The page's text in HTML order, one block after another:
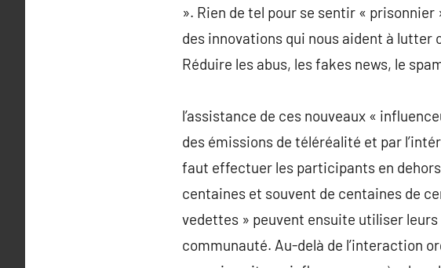
». Rien de tel pour se sentir «
des innovations qui nous aident à lutter
Réduire les abus, les fakes news, le
l’assistance de ces nouveaux «
des émissions de téléréalité et par
faut effectuer les participants en
centaines et souvent de centaines de
vedettes » peuvent ensuite utiliser
communauté. Au-delà de l’interaction